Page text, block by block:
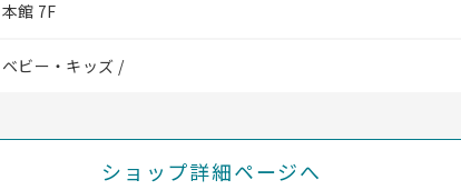
本館 7F
ベビー・キッズ /
ショップ詳細ページへ